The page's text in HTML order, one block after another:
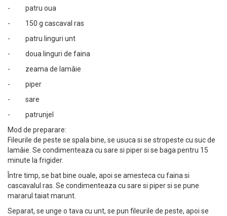
- patru oua
- 150 g cascaval ras
- patru linguri unt
- doua linguri de faina
- zeama de lamâie
- piper
- sare
- patrunjel
Mod de preparare:
Fileurile de peste se spala bine, se usuca si se stropeste cu suc de
lamâie. Se condimenteaza cu sare si piper si se baga pentru 15
minute la frigider.
Între timp, se bat bine ouale, apoi se amesteca cu faina si
cascavalul ras. Se condimenteaza cu sare si piper si se pune
mararul taiat marunt.
Separat, se unge o tava cu unt, se pun fileurile de peste, apoi se